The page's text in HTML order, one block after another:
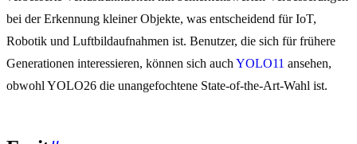
bei der Erkennung kleiner Objekte, was entscheidend für IoT,
Robotik und Luftbildaufnahmen ist. Benutzer, die sich für frühere
Generationen interessieren, können sich auch YOLO11 ansehen,
obwohl YOLO26 die unangefochtene State-of-the-Art-Wahl ist.